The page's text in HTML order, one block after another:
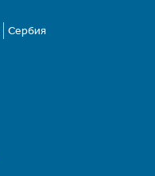
Сербия